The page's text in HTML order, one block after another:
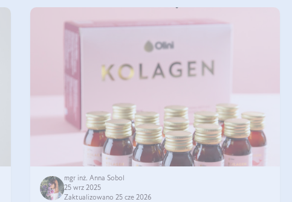
mgr inż. Anna Sobol
25 wrz 2025
Zaktualizowano 25 cze 2026